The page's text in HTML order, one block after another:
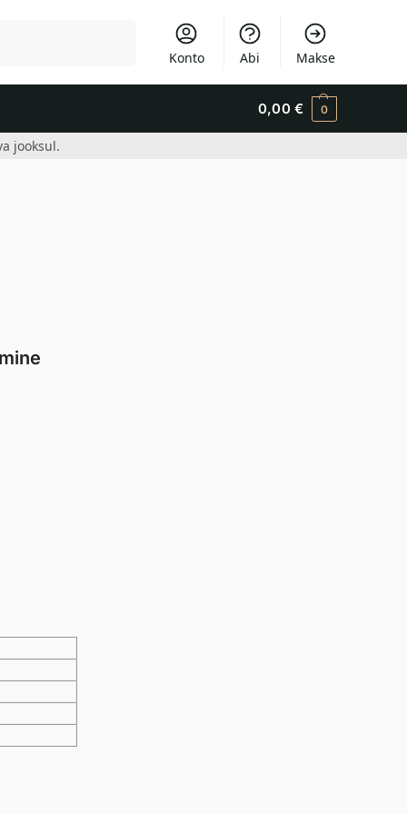
Konto Abi Makse
0,00 € 0
jooksul.